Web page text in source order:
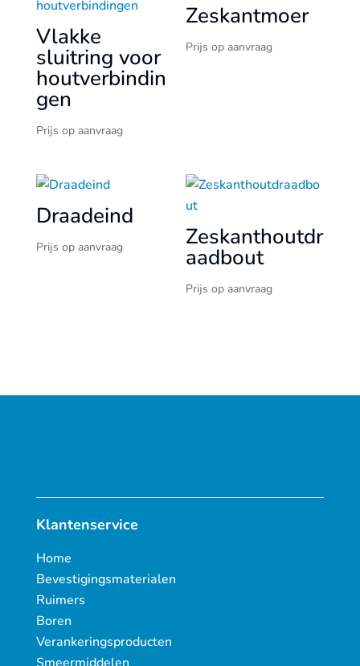
Vlakke
sluitring voor
houtverbindin
gen
Prijs op aanvraag
Zeskantmoer
Prijs op aanvraag
Draadeind
Prijs op aanvraag Zeskanthoutdr
aadbout
Prijs op aanvraag
Klantenservice
Home
Bevestigingsmaterialen
Ruimers
Boren
Verankeringsproducten